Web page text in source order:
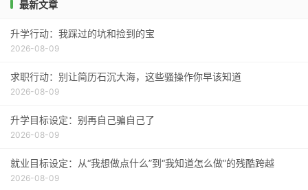
最新文章
升学行动：我踩过的坑和捡到的宝
2026-08-09
求职行动：别让简历石沉大海，这些骚操作你早该知道
2026-08-09
升学目标设定：别再自己骗自己了
2026-08-09
就业目标设定：从“我想做点什么”到“我知道怎么做”的残酷跨越
2026-08-09